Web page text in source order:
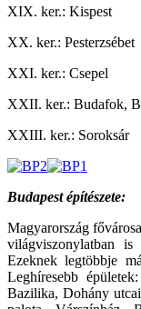
XIX. ker.: Kispest
XX. ker.: Pesterzsébet
XXI. ker.: Csepel
XXII. ker.: Budafok,
XXIII. ker.: Soroksár
Budapest építészete:
Magyarország
világviszonylatban is
Ezeknek legtöbbje
Leghíresebb
Bazilika, Dohány